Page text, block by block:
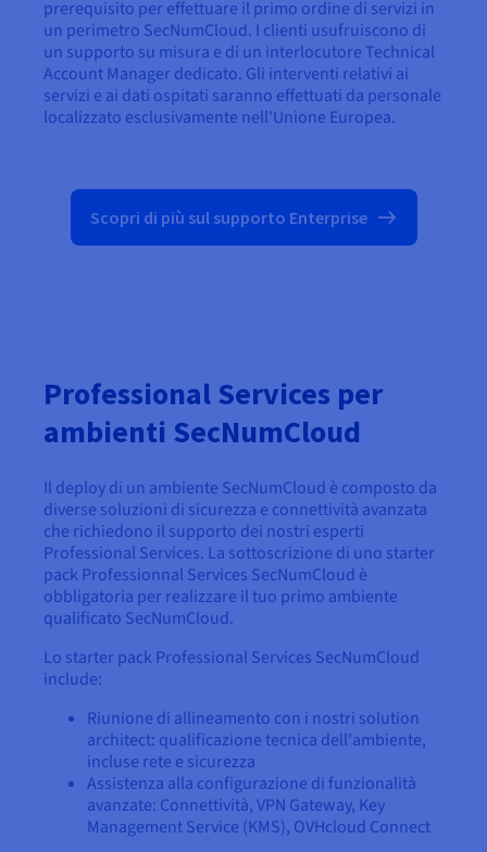
prerequisito per effettuare il primo ordine di servizi in
un perimetro SecNumCloud. I clienti usufruiscono di
un supporto su misura e di un interlocutore Technical
Account Manager dedicato. Gli interventi relativi ai
servizi e ai dati ospitati saranno effettuati da personale
localizzato esclusivamente nell'Unione Europea.
Scopri di più sul supporto Enterprise
Professional Services per
ambienti SecNumCloud
Il deploy di un ambiente SecNumCloud è composto da
diverse soluzioni di sicurezza e connettività avanzata
che richiedono il supporto dei nostri esperti
Professional Services. La sottoscrizione di uno starter
pack Professionnal Services SecNumCloud è
obbligatoria per realizzare il tuo primo ambiente
qualificato SecNumCloud.
Lo starter pack Professional Services SecNumCloud
include:
Riunione di allineamento con i nostri solution
architect: qualificazione tecnica dell'ambiente,
incluse rete e sicurezza
Assistenza alla configurazione di funzionalità
avanzate: Connettività, VPN Gateway, Key
Management Service (KMS), OVHcloud Connect